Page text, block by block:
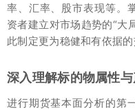
率、汇率、股市表现等。
资者建立对市场趋势的“大
此制定更为稳健和有依据的
深入理解标的物属性
进行期货基本面分析的第